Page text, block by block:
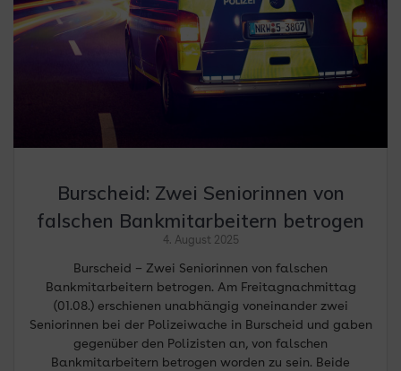
Burscheid: Zwei Seniorinnen von
falschen Bankmitarbeitern betrogen
4. August 2025
Burscheid – Zwei Seniorinnen von falschen
Bankmitarbeitern betrogen. Am Freitagnachmittag
(01.08.) erschienen unabhängig voneinander zwei
Seniorinnen bei der Polizeiwache in Burscheid und gaben
gegenüber den Polizisten an, von falschen
Bankmitarbeitern betrogen worden zu sein. Beide